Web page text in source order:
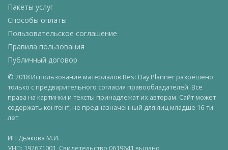
Пакеты услуг
Способы оплаты
Пользовательское соглашение
Правила пользования
Публичный договор
© 2018 Использование материалов Best Day Planner разрешено
только с предварительного согласия правообладателей. Все
права на картинки и тексты принадлежат их авторам. Сайт может
содержать контент, не предназначенный для лиц младше 16-ти
лет.
ИП Дьякова М.И.
УНП: 192671001, Свидетельство 0619641 выдано